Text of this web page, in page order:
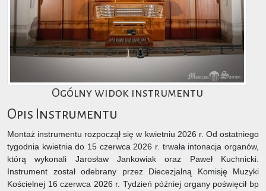
Ogólny widok instrumentu
Opis Instrumentu
Montaż instrumentu rozpoczął się w kwietniu 2026 r. Od ostatniego
tygodnia kwietnia do 15 czerwca 2026 r. trwała intonacja organów,
którą wykonali Jarosław Jankowiak oraz Paweł Kuchnicki.
Instrument został odebrany przez Diecezjalną Komisję Muzyki
Kościelnej 16 czerwca 2026 r. Tydzień później organy poświęcił bp